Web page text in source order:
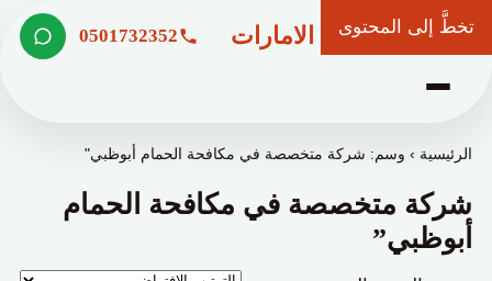
تخطَّ إلى المحتوى
شركة وعد الامارات 0501732352
الرئيسية ›وسم: شركة متخصصة في مكافحة الحمام أبوظبي"
شركة متخصصة في مكافحة الحمام
أبوظبي”